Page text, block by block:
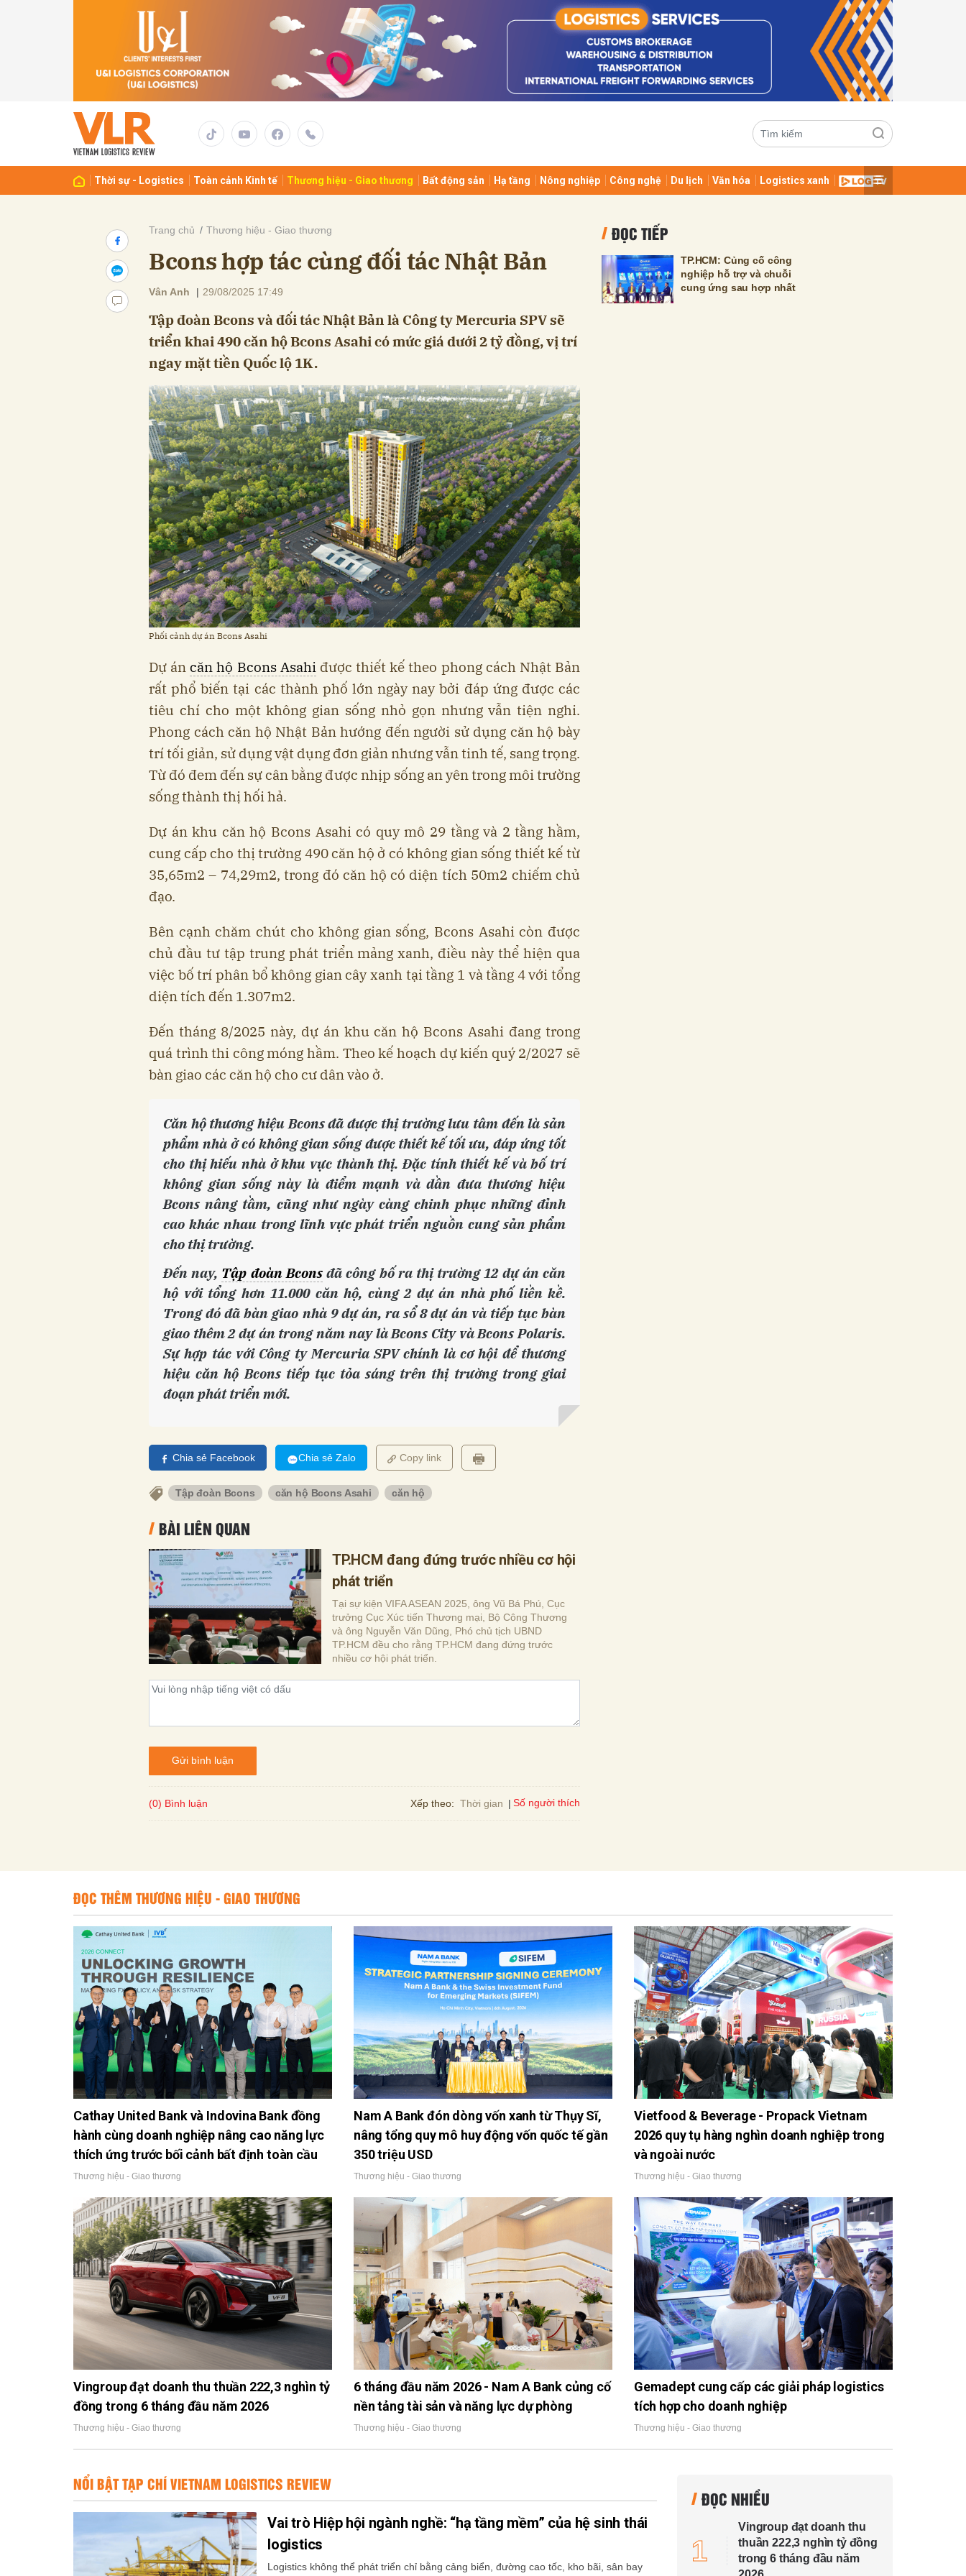
Thời sự - Logistics Toàn cảnh Kinh tế Thương hiệu - Giao thương Bất động sản Hạ tầng Nông nghiệp Công nghệ Du lịch Văn hóa Logistics xanh
Trang chủ Thương hiệu - Giao thương
Bcons hợp tác cùng đối tác Nhật Bản
Vân Anh | 29/08/2025 17:49
Tập đoàn Bcons và đối tác Nhật Bản là Công ty Mercuria SPV sẽ
triển khai 490 căn hộ Bcons Asahi có mức giá dưới 2 tỷ đồng, vị trí
ngay mặt tiền Quốc lộ 1K.
Phối cảnh dự án Bcons Asahi
Dự áncăn hộ Bcons Asahiđược thiết kế theo phong cách Nhật Bản
rất phổ biến tại các thành phố lớn ngày nay bởi đáp ứng được các
tiêu chí cho một không gian sống nhỏ gọn nhưng vẫn tiện nghi.
Phong cách căn hộ Nhật Bản hướng đến người sử dụng căn hộ bày
trí tối giản, sử dụng vật dụng đơn giản nhưng vẫn tinh tế, sang trọng.
Từ đó đem đến sự cân bằng được nhịp sống an yên trong môi trường
sống thành thị hối hả.
Dự án khu căn hộ Bcons Asahi có quy mô 29 tầng và 2 tầng hầm,
cung cấp cho thị trường 490 căn hộ ở có không gian sống thiết kế từ
35,65m2 – 74,29m2, trong đó căn hộ có diện tích 50m2 chiếm chủ
đạo.
Bên cạnh chăm chút cho không gian sống, Bcons Asahi còn được
chủ đầu tư tập trung phát triển mảng xanh, điều này thể hiện qua
việc bố trí phân bổ không gian cây xanh tại tầng 1 và tầng 4 với tổng
diện tích đến 1.307m2.
Đến tháng 8/2025 này, dự án khu căn hộ Bcons Asahi đang trong
quá trình thi công móng hầm. Theo kế hoạch dự kiến quý 2/2027 sẽ
bàn giao các căn hộ cho cư dân vào ở.
Căn hộ thương hiệu Bcons đã được thị trường lưu tâm đến là sản
phẩm nhà ở có không gian sống được thiết kế tối ưu, đáp ứng tốt
cho thị hiếu nhà ở khu vực thành thị. Đặc tính thiết kế và bố trí
không gian sống này là điểm mạnh và dần đưa thương hiệu
Bcons nâng tầm, cũng như ngày càng chinh phục những đỉnh
cao khác nhau trong lĩnh vực phát triển nguồn cung sản phẩm
cho thị trường.
Đến nay, Tập đoàn Bconsđã công bố ra thị trường 12 dự án căn
hộ với tổng hơn 11.000 căn hộ, cùng 2 dự án nhà phố liền kề.
Trong đó đã bàn giao nhà 9 dự án, ra sổ 8 dự án và tiếp tục bàn
giao thêm 2 dự án trong năm nay là Bcons City và Bcons Polaris.
Sự hợp tác với Công ty Mercuria SPV chính là cơ hội để thương
hiệu căn hộ Bcons tiếp tục tỏa sáng trên thị trường trong giai
đoạn phát triển mới.
Chia sẻ Facebook Chia sẻ Zalo Copy link
Tập đoàn Bcons căn hộ Bcons Asahi căn hộ
BÀI LIÊN QUAN
TP.HCM đang đứng trước nhiều cơ hội
phát triển
Tại sự kiện VIFA ASEAN 2025, ông Vũ Bá Phú, Cục
trưởng Cục Xúc tiến Thương mại, Bộ Công Thương
và ông Nguyễn Văn Dũng, Phó chủ tịch UBND
TP.HCM đều cho rằng TP.HCM đang đứng trước
nhiều cơ hội phát triển.
Gửi bình luận
(0) Bình luận Xếp theo: Thời gian Số người thích
ĐỌC TIẾP
TP.HCM: Củng cố công
nghiệp hỗ trợ và chuỗi
cung ứng sau hợp nhất
ĐỌC THÊM THƯƠNG HIỆU - GIAO THƯƠNG
Cathay United Bank và Indovina Bank đồng
hành cùng doanh nghiệp nâng cao năng lực
thích ứng trước bối cảnh bất định toàn cầu
Thương hiệu - Giao thương
Nam A Bank đón dòng vốn xanh từ Thụy Sĩ,
nâng tổng quy mô huy động vốn quốc tế gần
350 triệu USD
Thương hiệu - Giao thương
Vietfood & Beverage - Propack Vietnam
2026 quy tụ hàng nghìn doanh nghiệp trong
và ngoài nước
Thương hiệu - Giao thương
Vingroup đạt doanh thu thuần 222,3 nghìn tỷ
đồng trong 6 tháng đầu năm 2026
Thương hiệu - Giao thương
6 tháng đầu năm 2026 - Nam A Bank củng cố
nền tảng tài sản và năng lực dự phòng
Thương hiệu - Giao thương
Gemadept cung cấp các giải pháp logistics
tích hợp cho doanh nghiệp
Thương hiệu - Giao thương
NỔI BẬT TẠP CHÍ VIETNAM LOGISTICS REVIEW
Vai trò Hiệp hội ngành nghề: “hạ tầng mềm” của hệ sinh thái
logistics
Logistics không thể phát triển chỉ bằng cảng biển, đường cao tốc, kho bãi, sân bay
ĐỌC NHIỀU
1
Vingroup đạt doanh thu
thuần 222,3 nghìn tỷ đồng
trong 6 tháng đầu năm
Gửi bình luận